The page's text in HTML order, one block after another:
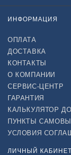
ИНФОРМАЦИЯ
ОПЛАТА
ДОСТАВКА
КОНТАКТЫ
О КОМПАНИИ
СЕРВИС-ЦЕНТР
ГАРАНТИЯ
КАЛЬКУЛЯТОР
ПУНКТЫ
УСЛОВИЯ
ЛИЧНЫЙ КАБИНЕТ